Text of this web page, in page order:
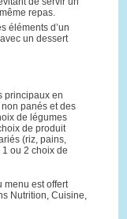
repas.
éléments d’un
un dessert
principaux en
panés et des
de légumes
de produit
(riz, pains,
ou 2 choix de
menu est offert
Nutrition, Cuisine,